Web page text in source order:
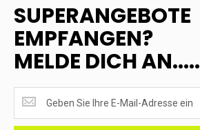
SUPERANGEBOTE
EMPFANGEN?
MELDE DICH AN.....
EMPFANGEN?
<br>MELDE